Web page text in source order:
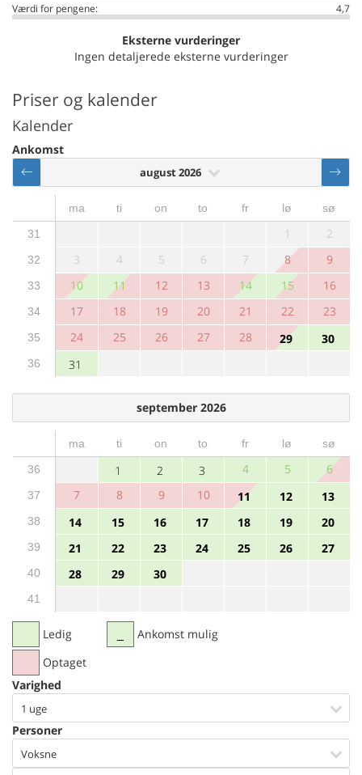
Værdi for pengene:
4,7
Eksterne vurderinger
Ingen detaljerede eksterne vurderinger
Priser og kalender
Kalender
Ankomst
august 2026
ma ti on to fr lø
sø
31
1 2
32 3 4 5 6 7 8 9
33 10 11 12 13 14 15 16
34 17 18 19 20 21 22 23
35 24 25 26 27 28 29 30
36 31
september 2026
ma ti on to fr lø
sø
36
1 2 3 4 5 6
37 7 8 9 10 11 12 13
38 14 15 16 17 18 19 20
39 21 22 23 24 25 26 27
40 28 29 30
41
Ledig
Optaget
Ankomst mulig
Varighed
1 uge
Personer
Voksne